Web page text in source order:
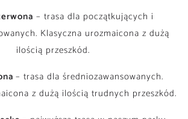
– trasa dla początkujących i
Klasyczna urozmaicona z dużą
ilością przeszkód.
– trasa dla średniozawansowanych.
z dużą ilością trudnych przeszkód.